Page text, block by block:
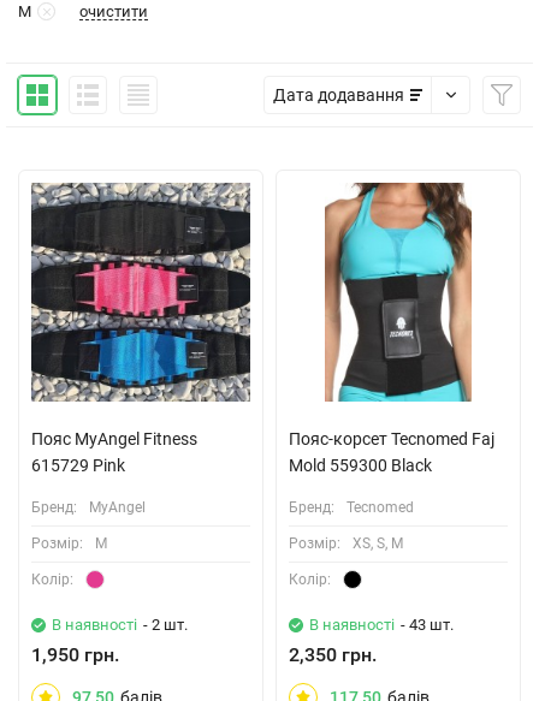
M очистити
Дата додавання
Пояс MyAngel Fitness
615729 Pink
Бренд: MyAngel
Розмiр: M
Колiр:
В наявності - 2 шт.
1,950 грн.
Пояс-корсет Tecnomed Faj
Mold 559300 Black
Бренд: Tecnomed
Розмiр: XS, S, M
Колiр:
В наявності - 43 шт.
2,350 грн.